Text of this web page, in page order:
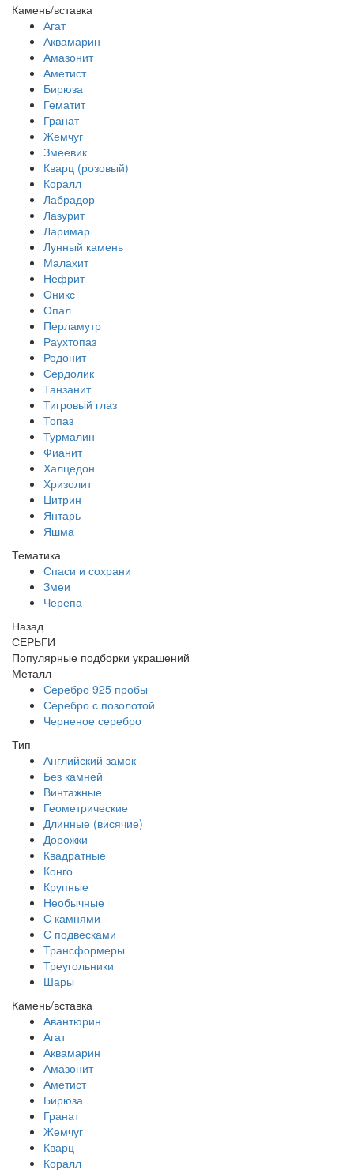
Камень/вставка
Агат
Аквамарин
Амазонит
Аметист
Бирюза
Гематит
Гранат
Жемчуг
Змеевик
Кварц (розовый)
Коралл
Лабрадор
Лазурит
Ларимар
Лунный камень
Малахит
Нефрит
Оникс
Опал
Перламутр
Раухтопаз
Родонит
Сердолик
Танзанит
Тигровый глаз
Топаз
Турмалин
Фианит
Халцедон
Хризолит
Цитрин
Янтарь
Яшма
Тематика
Спаси и сохрани
Змеи
Черепа
Назад
СЕРЬГИ
Популярные подборки украшений
Металл
Серебро 925 пробы
Серебро с позолотой
Черненое серебро
Тип
Английский замок
Без камней
Винтажные
Геометрические
Длинные (висячие)
Дорожки
Квадратные
Конго
Крупные
Необычные
С камнями
С подвесками
Трансформеры
Треугольники
Шары
Камень/вставка
Авантюрин
Агат
Аквамарин
Амазонит
Аметист
Бирюза
Гранат
Жемчуг
Кварц
Коралл